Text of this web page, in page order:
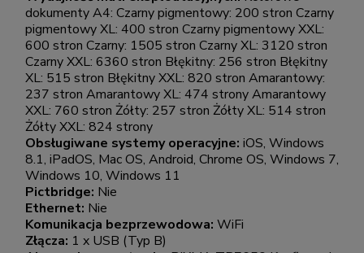
dokumenty A4: Czarny pigmentowy: 200 stron Czarny
pigmentowy XL: 400 stron Czarny pigmentowy XXL:
600 stron Czarny: 1505 stron Czarny XL: 3120 stron
Czarny XXL: 6360 stron Błękitny: 256 stron Błękitny
XL: 515 stron Błękitny XXL: 820 stron Amarantowy:
237 stron Amarantowy XL: 474 strony Amarantowy
XXL: 760 stron Żółty: 257 stron Żółty XL: 514 stron
Żółty XXL: 824 strony
Obsługiwane systemy operacyjne: iOS, Windows
8.1, iPadOS, Mac OS, Android, Chrome OS, Windows 7,
Windows 10, Windows 11
Pictbridge: Nie
Ethernet: Nie
Komunikacja bezprzewodowa: WiFi
Złącza: 1 x USB (Typ B)